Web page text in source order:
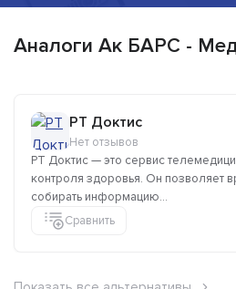
Аналоги Ак БАРС -
РТ Доктис
Нет отзывов
РТ Доктис — это сервис
контроля здоровья. Он позволяет
собирать информацию...
Сравнить